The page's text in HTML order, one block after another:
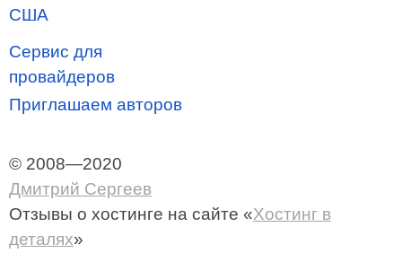
США
Сервис для
провайдеров
Приглашаем авторов
© 2008—2020
Дмитрий Сергеев
Отзывы о хостинге на сайте «Хостинг в
деталях»